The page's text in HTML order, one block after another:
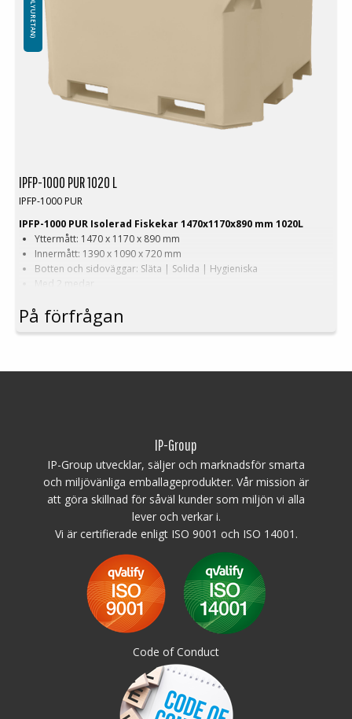
IPFP-1000 PUR 1020 L
IPFP-1000 PUR
IPFP-1000 PUR Isolerad Fiskekar 1470x1170x890 mm 1020L
Yttermått: 1470 x 1170 x 890 mm
Innermått: 1390 x 1090 x 720 mm
Botten och sidoväggar: Släta | Solida | Hygieniska
Med 2 medar
Färg: Beige | Blå
Volym: 1020 L
Material: Virgin PE-1A
Infrysning – användning av behållare i frys:
Det rekommenderas inte att använda isolerade behållare för att frysa
in innehållet, eftersom detta kan orsaka strukturella skador. Det är
förbjudet att kasta frysta varor i isolerade behållare. Skador som
orsakas av vassa kanter och/eller vikten av frysta föremål omfattas
inte av garantin.
På förfrågan
IP-Group
IP-Group utvecklar, säljer och marknadsför smarta
och miljövänliga emballageprodukter. Vår mission är
att göra skillnad för såväl kunder som miljön vi alla
lever och verkar i.
Vi är certifierade enligt ISO 9001 och ISO 14001.
Code of Conduct